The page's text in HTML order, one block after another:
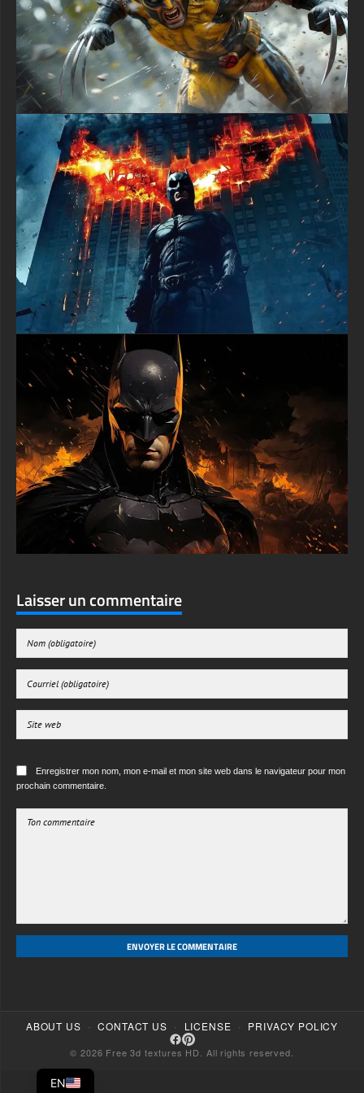
Laisser un commentaire
Enregistrer mon nom, mon e-mail et mon site web dans le navigateur pour mon
EN
CONTACT US · LICENSE